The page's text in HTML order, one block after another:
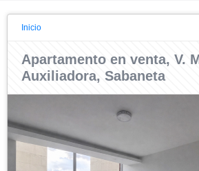
Inicio
Apartamento en venta, V.
Auxiliadora, Sabaneta